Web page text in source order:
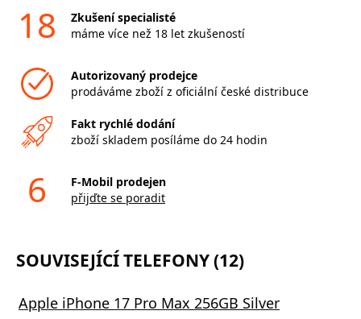
18
Zkušení specialisté
máme více než 18 let zkušeností
Autorizovaný prodejce
prodáváme zboží z oficiální české distribuce
Fakt rychlé dodání
zboží skladem posíláme do 24 hodin
6
F-Mobil prodejen
přijďte se poradit
SOUVISEJÍCÍ TELEFONY (12)
Apple iPhone 17 Pro Max 256GB Silver